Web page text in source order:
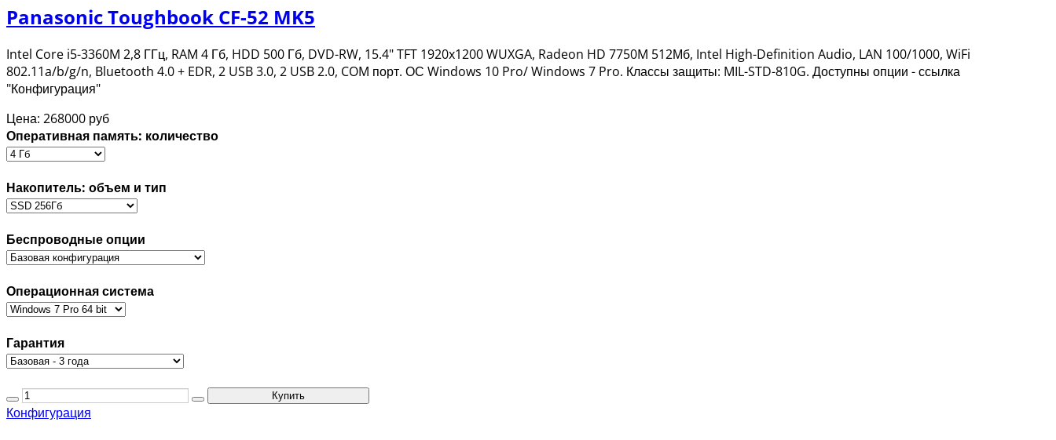
Panasonic Toughbook CF-52 MK5
Intel Core i5-3360M 2,8 ГГц, RAM 4 Гб, HDD 500 Гб, DVD-RW, 15.4" TFT 1920x1200 WUXGA, Radeon HD 7750M 512Мб, Intel High-Definition Audio, LAN 100/1000, WiFi
802.11a/b/g/n, Bluetooth 4.0 + EDR, 2 USB 3.0, 2 USB 2.0, COM порт. ОС Windows 10 Pro/ Windows 7 Pro. Классы защиты: MIL-STD-810G. Доступны опции - ссылка
"Конфигурация"
Цена: 268000 руб
Оперативная память: количество
Накопитель: объем и тип
Беспроводные опции
Операционная система
Гарантия
Конфигурация